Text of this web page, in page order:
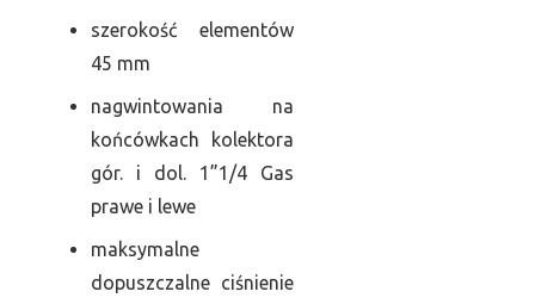
szerokość elementów
45 mm
nagwintowania na
końcówkach kolektora
gór. i dol. 1”1/4 Gas
prawe i lewe
maksymalne
dopuszczalne ciśnienie